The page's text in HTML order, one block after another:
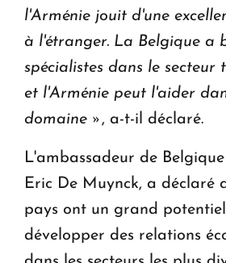
l'Arménie jouit d'une
à l'étranger. La Belgique a
spécialistes dans le secteur
et l'Arménie peut l'aider
domaine », a-t-il déclaré.
L'ambassadeur de
Eric De Muynck, a déclaré
pays ont un grand
développer des relations